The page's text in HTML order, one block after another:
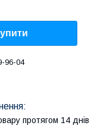
96-04
протягом 14 днів